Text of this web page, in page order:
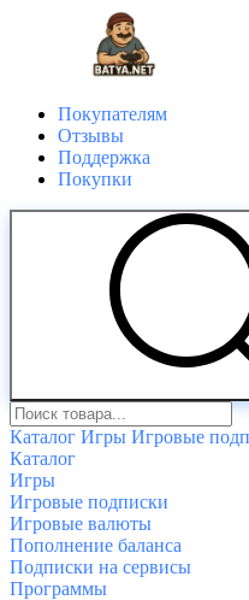
Покупателям
Отзывы
Поддержка
Покупки
Каталог Игры Игровые
Каталог
Игры
Игровые подписки
Игровые валюты
Пополнение баланса
Подписки на сервисы
Программы